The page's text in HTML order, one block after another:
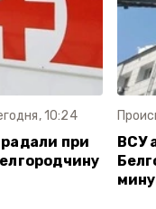
10:24
при
ВСУ